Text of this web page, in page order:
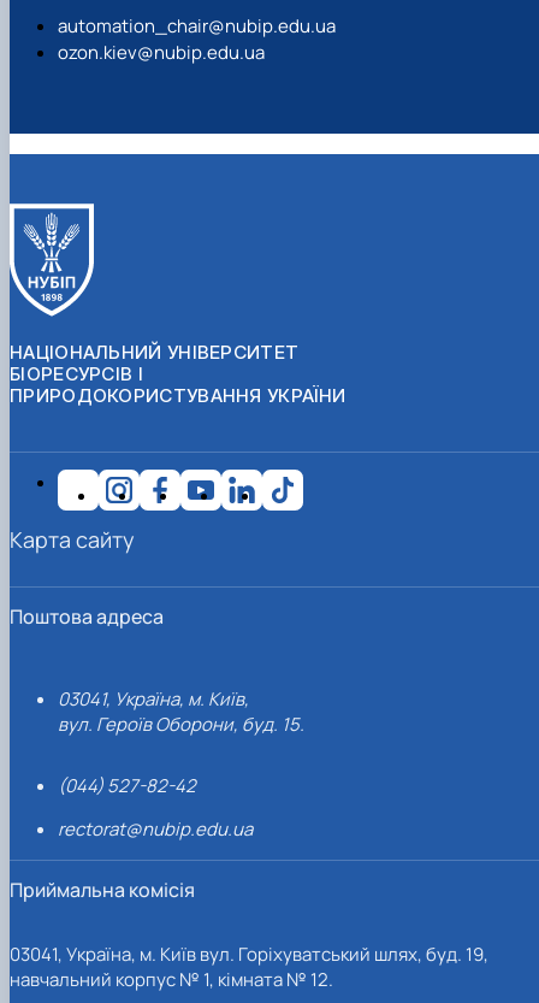
automation_chair@nubip.edu.ua
ozon.kiev@nubip.edu.ua
НАЦІОНАЛЬНИЙ УНІВЕРСИТЕТ
БІОРЕСУРСІВ І
ПРИРОДОКОРИСТУВАННЯ УКРАЇНИ
Поштова адреса
03041, Україна, м. Київ,
вул. Героїв Оборони, буд. 15.
(044) 527-82-42
rectorat@nubip.edu.ua
Приймальна комісія
03041, Україна, м. Київ вул. Горіхуватський шлях, буд. 19,
навчальний корпус № 1, кімната № 12.
Карта сайту